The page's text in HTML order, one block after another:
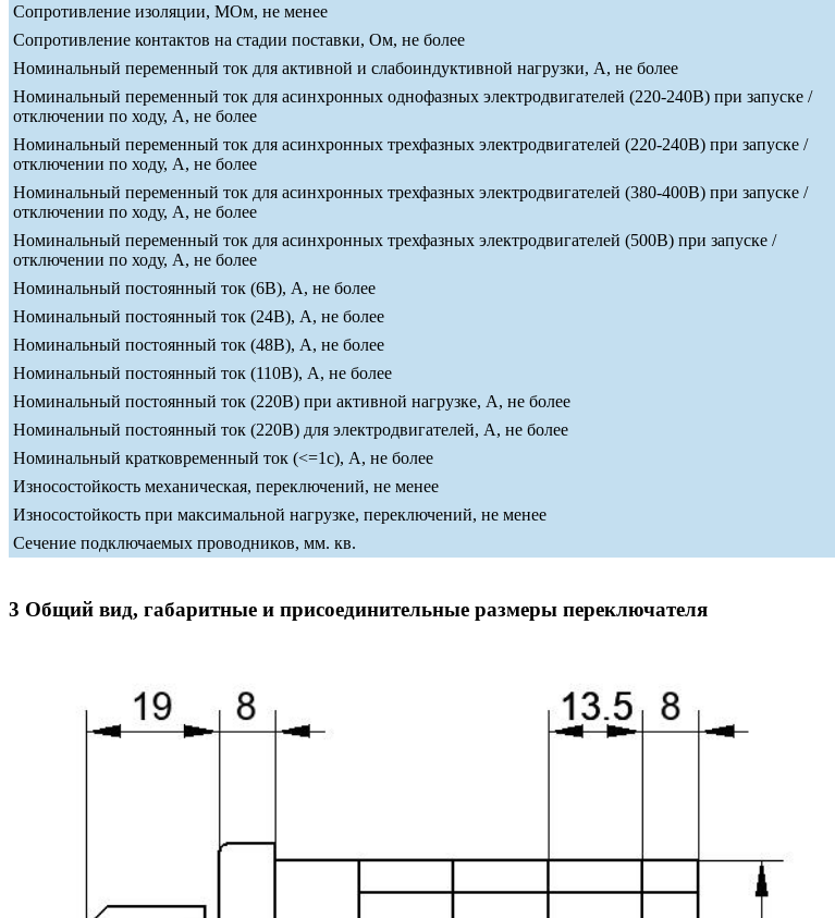
Сопротивление изоляции, МОм, не менее
Сопротивление контактов на стадии поставки, Ом, не более
Номинальный переменный ток для активной и слабоиндуктивной нагрузки, А, не более
Номинальный переменный ток для асинхронных однофазных электродвигателей (220-240В) при запуске /
отключении по ходу, А, не более
Номинальный переменный ток для асинхронных трехфазных электродвигателей (220-240В) при запуске /
отключении по ходу, А, не более
Номинальный переменный ток для асинхронных трехфазных электродвигателей (380-400В) при запуске /
отключении по ходу, А, не более
Номинальный переменный ток для асинхронных трехфазных электродвигателей (500В) при запуске /
отключении по ходу, А, не более
Номинальный постоянный ток (6В), А, не более
Номинальный постоянный ток (24В), А, не более
Номинальный постоянный ток (48В), А, не более
Номинальный постоянный ток (110В), А, не более
Номинальный постоянный ток (220В) при активной нагрузке, А, не более
Номинальный постоянный ток (220В) для электродвигателей, А, не более
Номинальный кратковременный ток (<=1c), А, не более
Износостойкость механическая, переключений, не менее
Износостойкость при максимальной нагрузке, переключений, не менее
Сечение подключаемых проводников, мм. кв.
3 Общий вид, габаритные и присоединительные размеры переключателя